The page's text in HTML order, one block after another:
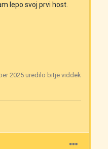
lepo svoj prvi host.
2025 uredilo bitje viddek